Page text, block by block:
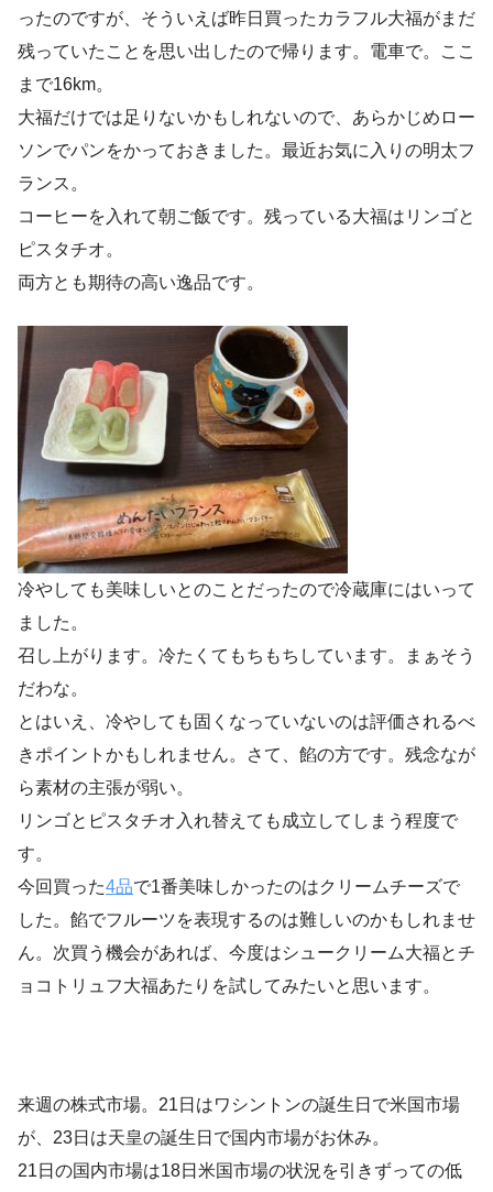
ったのですが、そういえば昨日買ったカラフル大福がまだ
残っていたことを思い出したので帰ります。電車で。ここ
まで16km。
大福だけでは足りないかもしれないので、あらかじめロー
ソンでパンをかっておきました。最近お気に入りの明太フ
ランス。
コーヒーを入れて朝ご飯です。残っている大福はリンゴと
ピスタチオ。
両方とも期待の高い逸品です。
冷やしても美味しいとのことだったので冷蔵庫にはいって
ました。
召し上がります。冷たくてもちもちしています。まぁそう
だわな。
とはいえ、冷やしても固くなっていないのは評価されるべ
きポイントかもしれません。さて、餡の方です。残念なが
ら素材の主張が弱い。
リンゴとピスタチオ入れ替えても成立してしまう程度で
す。
今回買った4品で1番美味しかったのはクリームチーズで
した。餡でフルーツを表現するのは難しいのかもしれませ
ん。次買う機会があれば、今度はシュークリーム大福とチ
ョコトリュフ大福あたりを試してみたいと思います。
来週の株式市場。21日はワシントンの誕生日で米国市場
が、23日は天皇の誕生日で国内市場がお休み。
21日の国内市場は18日米国市場の状況を引きずっての低